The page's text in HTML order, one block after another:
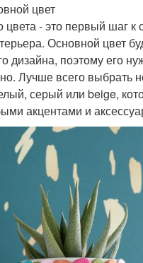
цвет
цвета - это первый шаг к
Основной цвет
дизайна, поэтому его
Лучше всего выбрать
серый или beige,
акцентами и